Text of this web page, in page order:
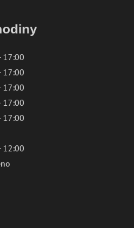
17:00
17:00
17:00
17:00
17:00
12:00